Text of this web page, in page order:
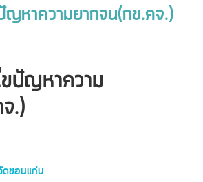
ญหาความยากจน(กข.คจ.)
ขปัญหาความ
.)
ดขอนแก่น